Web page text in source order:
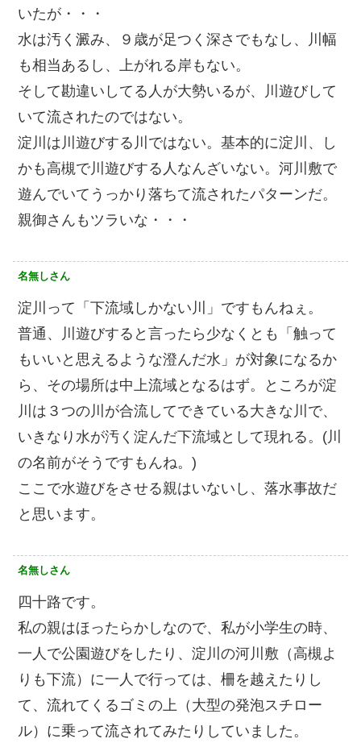
いたが・・・
水は汚く澱み、９歳が足つく深さでもなし、川幅
も相当あるし、上がれる岸もない。
そして勘違いしてる人が大勢いるが、川遊びして
いて流されたのではない。
淀川は川遊びする川ではない。基本的に淀川、し
かも高槻で川遊びする人なんざいない。河川敷で
遊んでいてうっかり落ちて流されたパターンだ。
親御さんもツラいな・・・
名無しさん
淀川って「下流域しかない川」ですもんねぇ。
普通、川遊びすると言ったら少なくとも「触って
もいいと思えるような澄んだ水」が対象になるか
ら、その場所は中上流域となるはず。ところが淀
川は３つの川が合流してできている大きな川で、
いきなり水が汚く淀んだ下流域として現れる。(川
の名前がそうですもんね。)
ここで水遊びをさせる親はいないし、落水事故だ
と思います。
名無しさん
四十路です。
私の親はほったらかしなので、私が小学生の時、
一人で公園遊びをしたり、淀川の河川敷（高槻よ
りも下流）に一人で行っては、柵を越えたりし
て、流れてくるゴミの上（大型の発泡スチロー
ル）に乗って流されてみたりしていました。